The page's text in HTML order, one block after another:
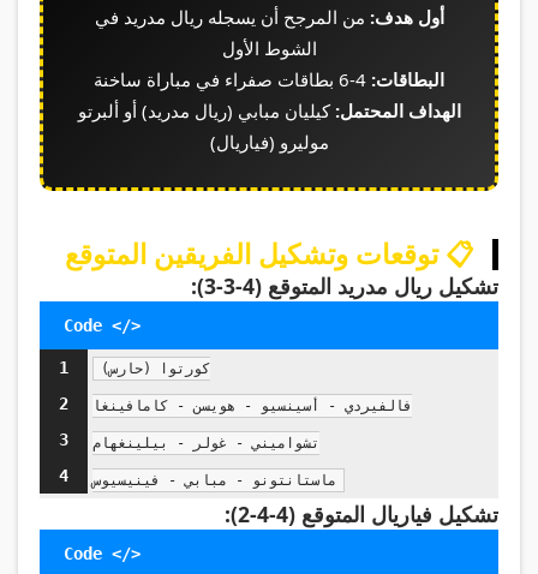
أول هدف: من المرجح أن يسجله ريال مدريد في
الشوط الأول
البطاقات:
الهداف المحتمل: كيليان مبابي (ريال مدريد) أو ألبرتو
موليرو (فياريال)
📋 توقعات وتشكيل الفريقين المتوقع
تشكيل ريال مدريد المتوقع (4-3-3):
1
2
3
4
كورتوا (حارس)
فالفيردي - أسينسيو - هويسن - كامافينغا
تشواميني - غولر - بيلينغهام
ماستانتونو - مبابي - فينيسيوس
تشكيل فياريال المتوقع (4-4-2):